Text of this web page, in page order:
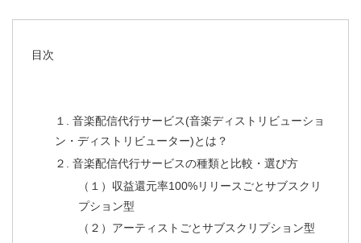
目次
１. 音楽配信代行サービス(音楽ディストリビューショ
ン・ディストリビューター)とは？
２. 音楽配信代行サービスの種類と比較・選び方
（１）収益還元率100%リリースごとサブスクリ
プション型
（２）アーティストごとサブスクリプション型